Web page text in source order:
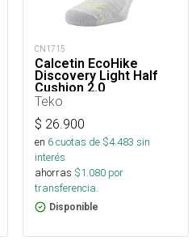
CN1715
Calcetin EcoHike
Discovery Light Half
Cushion 2.0
Teko
$ 26.900
en 6cuotas de $4.483 sin
interés
ahorras $1.080 por
transferencia.
Disponible